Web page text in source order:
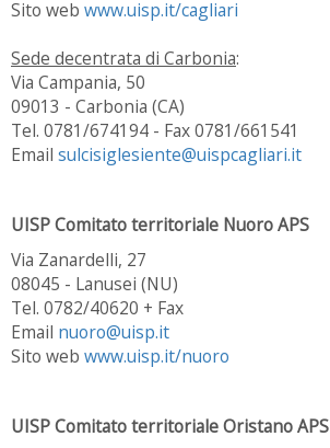
Sito web www.uisp.it/cagliari
Sede decentrata di Carbonia:
Via Campania, 50
09013 - Carbonia (CA)
Tel. 0781/674194 - Fax 0781/661541
Email sulcisiglesiente@uispcagliari.it
UISP Comitato territoriale Nuoro APS
Via Zanardelli, 27
08045 - Lanusei (NU)
Tel. 0782/40620 + Fax
Email nuoro@uisp.it
Sito web www.uisp.it/nuoro
UISP Comitato territoriale Oristano APS